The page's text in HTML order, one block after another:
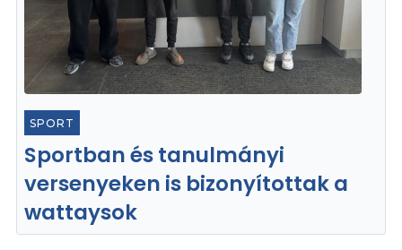
SPORT
Sportban és tanulmányi
versenyeken is bizonyítottak a
wattaysok